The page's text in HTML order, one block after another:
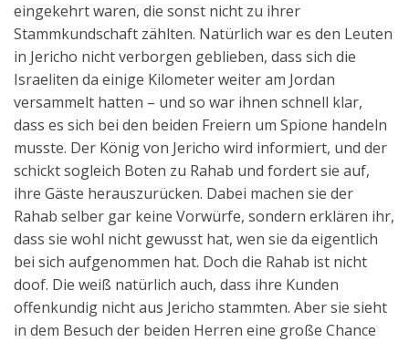
eingekehrt waren, die sonst nicht zu ihrer
Stammkundschaft zählten. Natürlich war es den Leuten
in Jericho nicht verborgen geblieben, dass sich die
Israeliten da einige Kilometer weiter am Jordan
versammelt hatten – und so war ihnen schnell klar,
dass es sich bei den beiden Freiern um Spione handeln
musste. Der König von Jericho wird informiert, und der
schickt sogleich Boten zu Rahab und fordert sie auf,
ihre Gäste herauszurücken. Dabei machen sie der
Rahab selber gar keine Vorwürfe, sondern erklären ihr,
dass sie wohl nicht gewusst hat, wen sie da eigentlich
bei sich aufgenommen hat. Doch die Rahab ist nicht
doof. Die weiß natürlich auch, dass ihre Kunden
offenkundig nicht aus Jericho stammten. Aber sie sieht
in dem Besuch der beiden Herren eine große Chance